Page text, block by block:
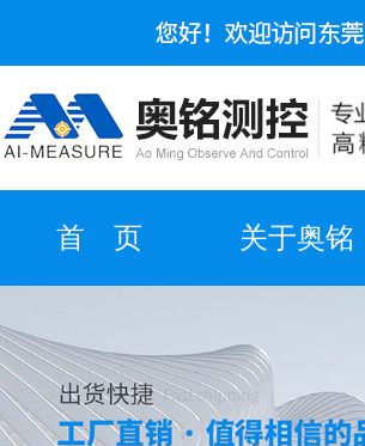
首 页 关于奥铭
实力展示
在线留言 资质证书